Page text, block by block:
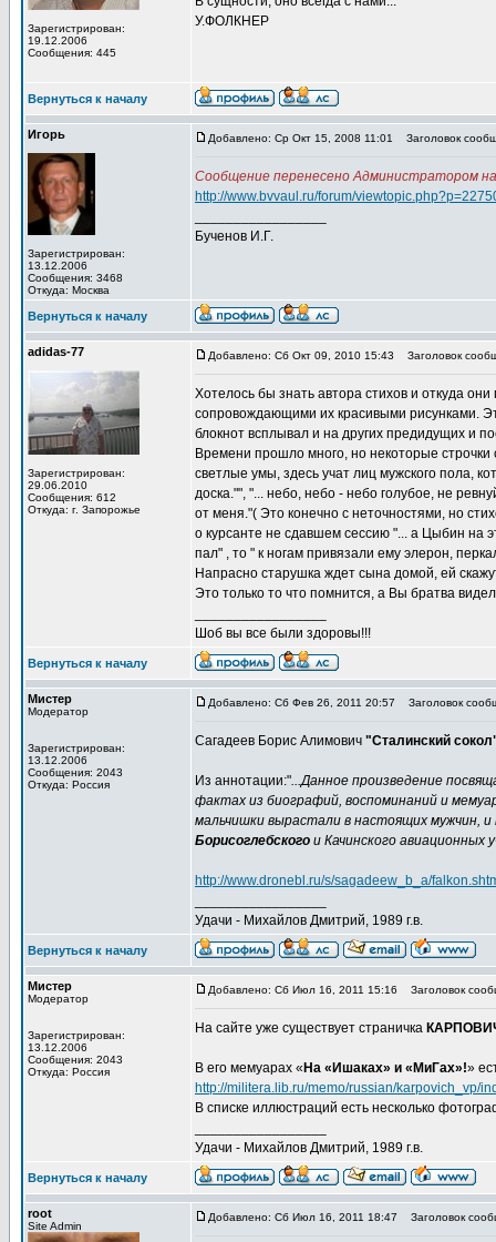
Зарегистрирован:
19.12.2006
Сообщения: 445
У.ФОЛКНЕР
Вернуться к началу
Игорь
Зарегистрирован:
13.12.2006
Сообщения: 3468
Откуда: Москва
Добавлено: Ср Окт 15, 2008 11:01 Заголовок
Сообщение перенесено Администратором
http://www.bvvaul.ru/forum/
Бученов И.Г.
Вернуться к началу
adidas-77
Зарегистрирован:
29.06.2010
Сообщения: 612
Откуда: г. Запорожье
Добавлено: Сб Окт 09, 2010 15:43 Заголовок
Хотелось бы знать автора стихов и откуда
сопровождающими их красивыми рисунками.
блокнот всплывал и на других предидущих и
Времени прошло много, но некоторые
светлые умы, здесь учат лиц мужского пола,
доска."", "... небо, небо - небо голубое, не
от меня."( Это конечно с неточностями, но
о курсанте не сдавшем сессию "... а Цыбин на
пал" , то " к ногам привязали ему элерон,
Напрасно старушка ждет сына домой, ей
Это только то что помнится, а Вы братва
Шоб вы все были здоровы!!!
Вернуться к началу
Мистер
Модератор
Зарегистрирован:
13.12.2006
Сообщения: 2043
Откуда: Россия
Добавлено: Сб Фев 26, 2011 20:57 Заголовок
Сагадеев Борис Алимович "Сталинский
Из аннотации:"...Данное произведение
фактах из биографий, воспоминаний и
мальчишки вырастали в настоящих мужчин,
Борисоглебского и Качинского авиационных
http://www.dronebl.ru/s/sagadeew_b_a/
Удачи - Михайлов Дмитрий, 1989 г.в.
Вернуться к началу
Мистер
Модератор
Зарегистрирован:
13.12.2006
Сообщения: 2043
Откуда: Россия
Добавлено: Сб Июл 16, 2011 15:16 Заголовок
На сайте уже существует страничка
В его мемуарах « На «Ишаках» и «МиГах»!»
http://militera.lib.ru/memo/russian/karpovich_vp/
В списке иллюстраций есть несколько
Удачи - Михайлов Дмитрий, 1989 г.в.
Вернуться к началу
root
Site Admin
Добавлено: Сб Июл 16, 2011 18:47 Заголовок